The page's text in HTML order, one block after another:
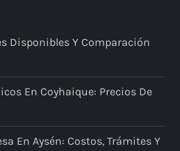
Disponibles Y Comparación
En Coyhaique: Precios De
En Aysén: Costos, Trámites Y